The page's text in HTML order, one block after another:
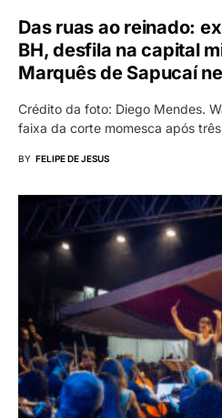
Das ruas ao reinado:
BH, desfila na capital
Marquês de Sapucaí
Crédito da foto: Diego Mendes.
faixa da corte momesca após
BY FELIPE DE JESUS